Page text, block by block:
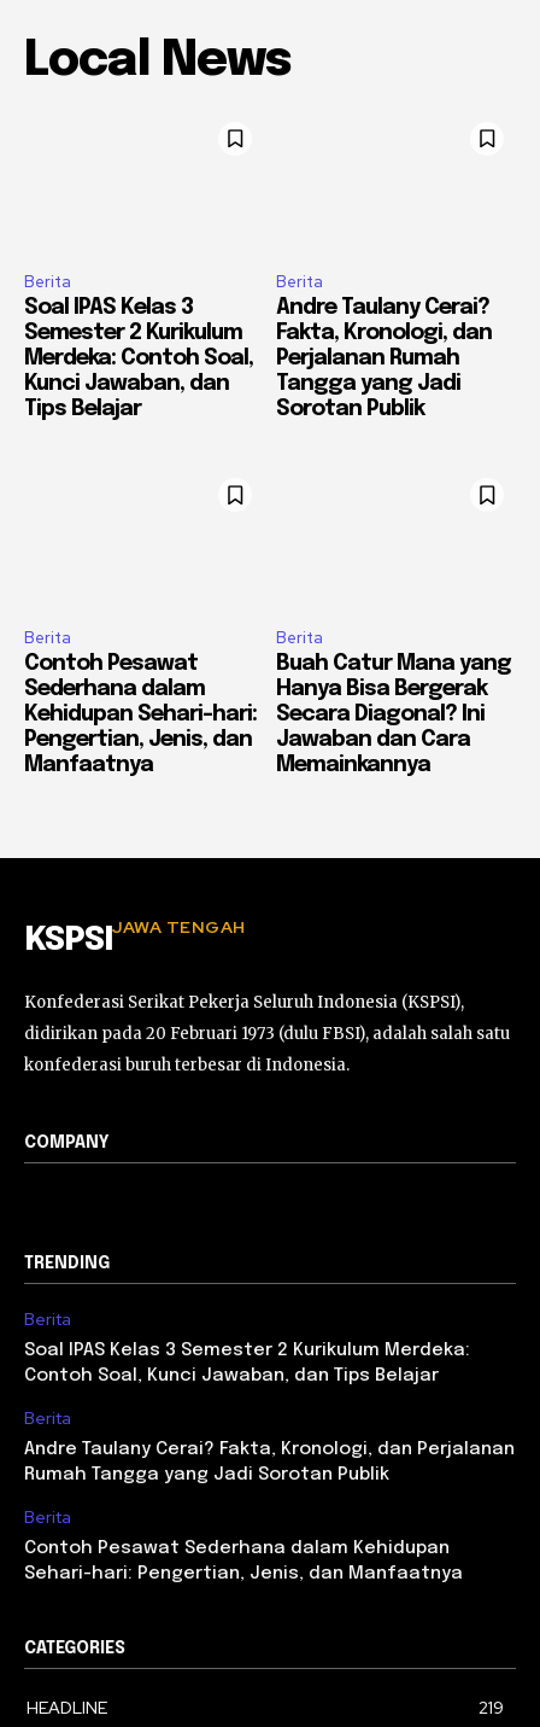
Local News
Berita
Soal IPAS Kelas 3
Semester 2 Kurikulum
Merdeka: Contoh Soal,
Kunci Jawaban, dan
Tips Belajar
Berita
Andre Taulany Cerai?
Fakta, Kronologi, dan
Perjalanan Rumah
Tangga yang Jadi
Sorotan Publik
Berita
Contoh Pesawat
Sederhana dalam
Kehidupan Sehari-hari:
Pengertian, Jenis, dan
Manfaatnya
Berita
Buah Catur Mana yang
Hanya Bisa Bergerak
Secara Diagonal? Ini
Jawaban dan Cara
Memainkannya
KSPSIJAWA TENGAH
Konfederasi Serikat Pekerja Seluruh Indonesia (KSPSI),
didirikan pada 20 Februari 1973 (dulu FBSI), adalah salah satu
konfederasi buruh terbesar di Indonesia.
COMPANY
TRENDING
Berita
Soal IPAS Kelas 3 Semester 2 Kurikulum Merdeka:
Contoh Soal, Kunci Jawaban, dan Tips Belajar
Berita
Andre Taulany Cerai? Fakta, Kronologi, dan Perjalanan
Rumah Tangga yang Jadi Sorotan Publik
Berita
Contoh Pesawat Sederhana dalam Kehidupan
Sehari-hari: Pengertian, Jenis, dan Manfaatnya
CATEGORIES
HEADLINE 219